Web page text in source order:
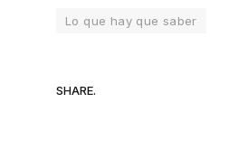
Lo que hay que saber
SHARE.